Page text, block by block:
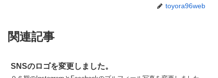
toyora96web
関連記事
SNSのロゴを変更しました。